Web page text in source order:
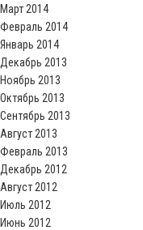
Март 2014
Февраль 2014
Январь 2014
Декабрь 2013
Ноябрь 2013
Октябрь 2013
Сентябрь 2013
Август 2013
Февраль 2013
Декабрь 2012
Август 2012
Июль 2012
Июнь 2012